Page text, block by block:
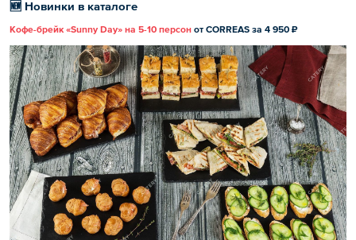
🆕 Новинки в каталоге
Кофе-брейк «Sunny Day» на 5-10 персон от CORREAS за 4 950 ₽